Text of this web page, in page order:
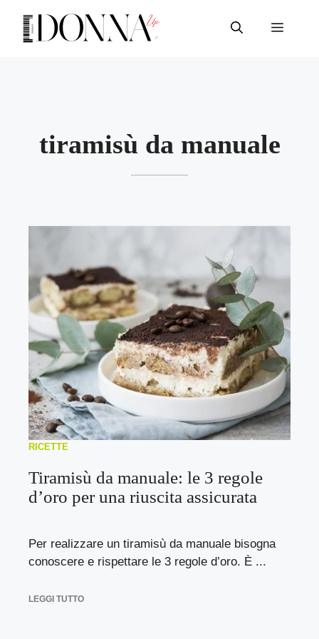
contenuto
Menu
tiramisù da manuale
RICETTE
Tiramisù da manuale: le 3 regole
d’oro per una riuscita assicurata
Per realizzare un tiramisù da manuale bisogna
conoscere e rispettare le 3 regole d’oro. È ...
LEGGI TUTTO